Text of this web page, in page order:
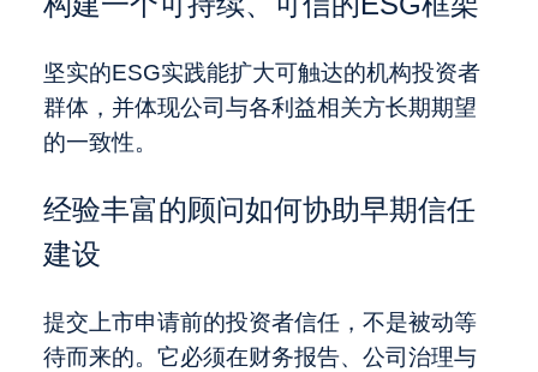
坚实的ESG实践能扩大可触达的机构投资者
群体，并体现公司与各利益相关方长期期望
的一致性。
经验丰富的顾问如何协助早期信任
建设
提交上市申请前的投资者信任，不是被动等
待而来的。它必须在财务报告、公司治理与